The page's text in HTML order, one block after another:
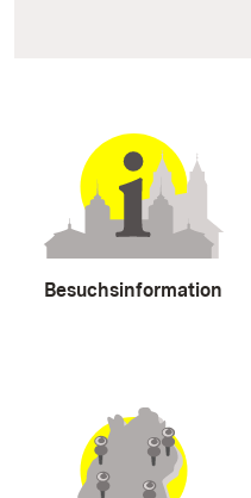
Besuchsinformation